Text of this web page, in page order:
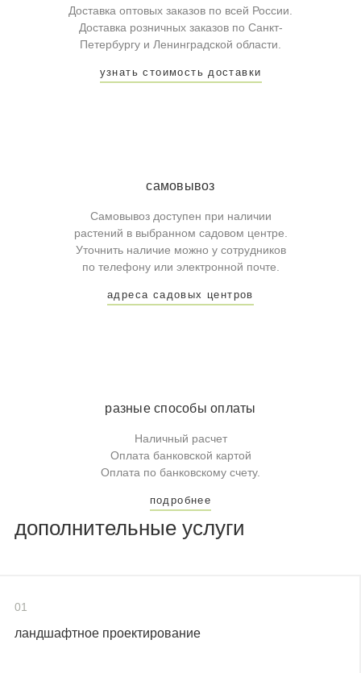
Доставка оптовых заказов по всей России.
Доставка розничных заказов по Санкт-
Петербургу и Ленинградской области.
узнать стоимость доставки
самовывоз
Самовывоз доступен при наличии
растений в выбранном садовом центре.
Уточнить наличие можно у сотрудников
по телефону или электронной почте.
адреса садовых центров
разные способы оплаты
Наличный расчет
Оплата банковской картой
Оплата по банковскому счету.
подробнее
дополнительные услуги
01
ландшафтное проектирование